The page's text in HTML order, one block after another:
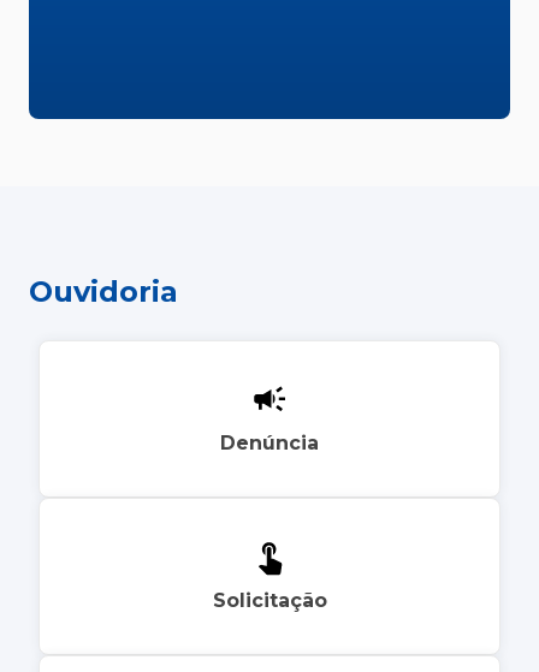
Ouvidoria
Denúncia
Solicitação